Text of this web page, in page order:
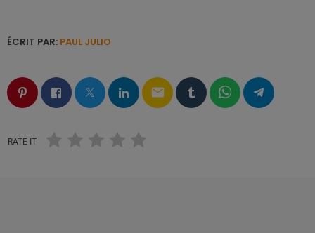
ÉCRIT PAR: PAUL JULIO
email
RATE IT